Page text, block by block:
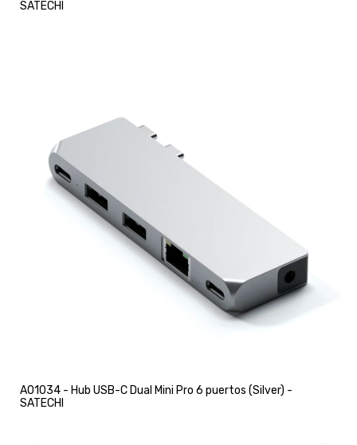
SATECHI
A01034 - Hub USB-C Dual Mini Pro 6 puertos (Silver) -
SATECHI